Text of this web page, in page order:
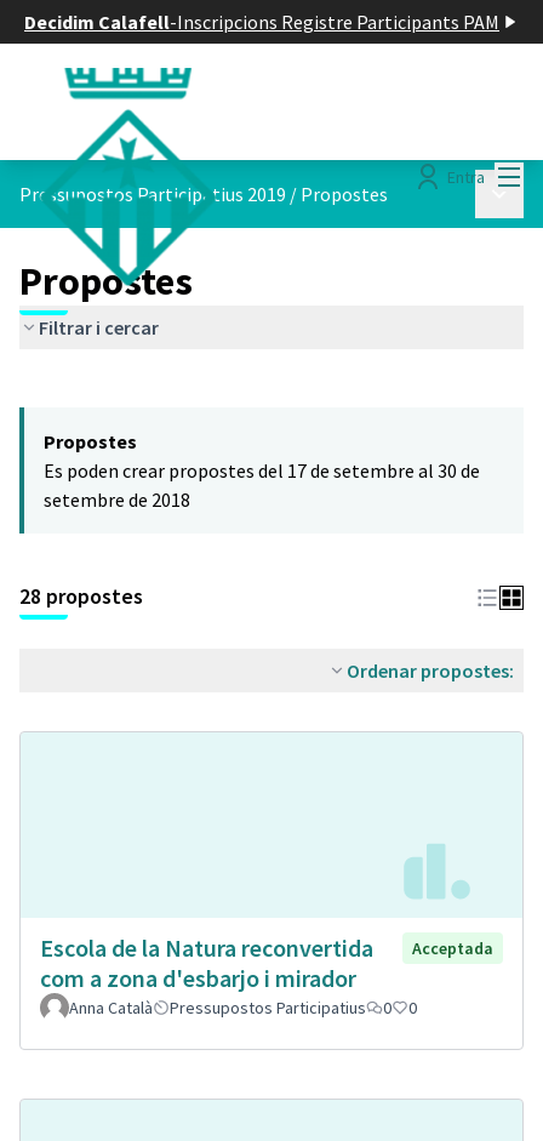
Decidim Calafell-Inscripcions Registre Participants PAM
Entra
Pressupostos Participatius 2019 / Propostes
Propostes
Filtrar i cercar
−
Propostes
Es poden crear propostes del 17 de setembre al 30 de
setembre de 2018
28 propostes
Ordenar propostes:
Escola de la Natura reconvertida
com a zona d'esbarjo i mirador
Acceptada
Anna Català Pressupostos Participatius 0 0